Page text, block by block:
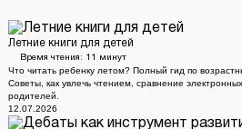
Летние книги для детей
Время чтения: 11 минут
Что читать ребенку летом? Полный гид по
Советы, как увлечь чтением, сравнение
родителей.
12.07.2026